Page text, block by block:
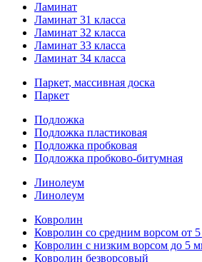
Ламинат
Ламинат 31 класса
Ламинат 32 класса
Ламинат 33 класса
Ламинат 34 класса
Паркет, массивная доска
Паркет
Подложка
Подложка пластиковая
Подложка пробковая
Подложка пробково-битумная
Линолеум
Линолеум
Ковролин
Ковролин со средним ворсом от
Ковролин с низким ворсом до 5
Ковролин безворсовый